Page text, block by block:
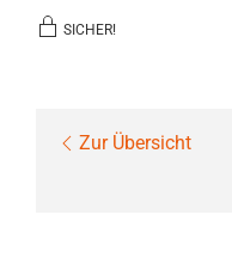
SICHER!
Zur Übersicht